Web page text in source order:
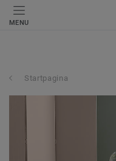
MENU
Startpagina